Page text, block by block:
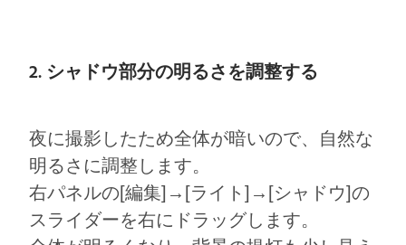
2. シャドウ部分の明るさを調整する
夜に撮影したため全体が暗いので、自然な
明るさに調整します。
右パネルの[編集]→[ライト]→[シャドウ]の
スライダーを右にドラッグします。